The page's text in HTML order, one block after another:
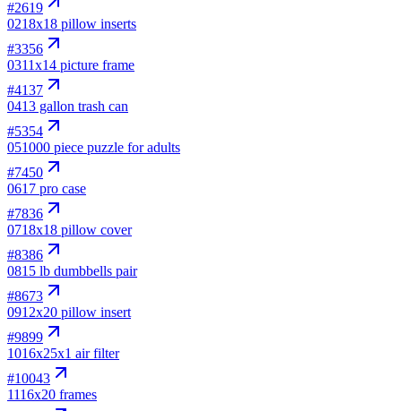
#2619
0218x18 pillow inserts
#3356
0311x14 picture frame
#4137
0413 gallon trash can
#5354
051000 piece puzzle for adults
#7450
0617 pro case
#7836
0718x18 pillow cover
#8386
0815 lb dumbbells pair
#8673
0912x20 pillow insert
#9899
1016x25x1 air filter
#10043
1116x20 frames